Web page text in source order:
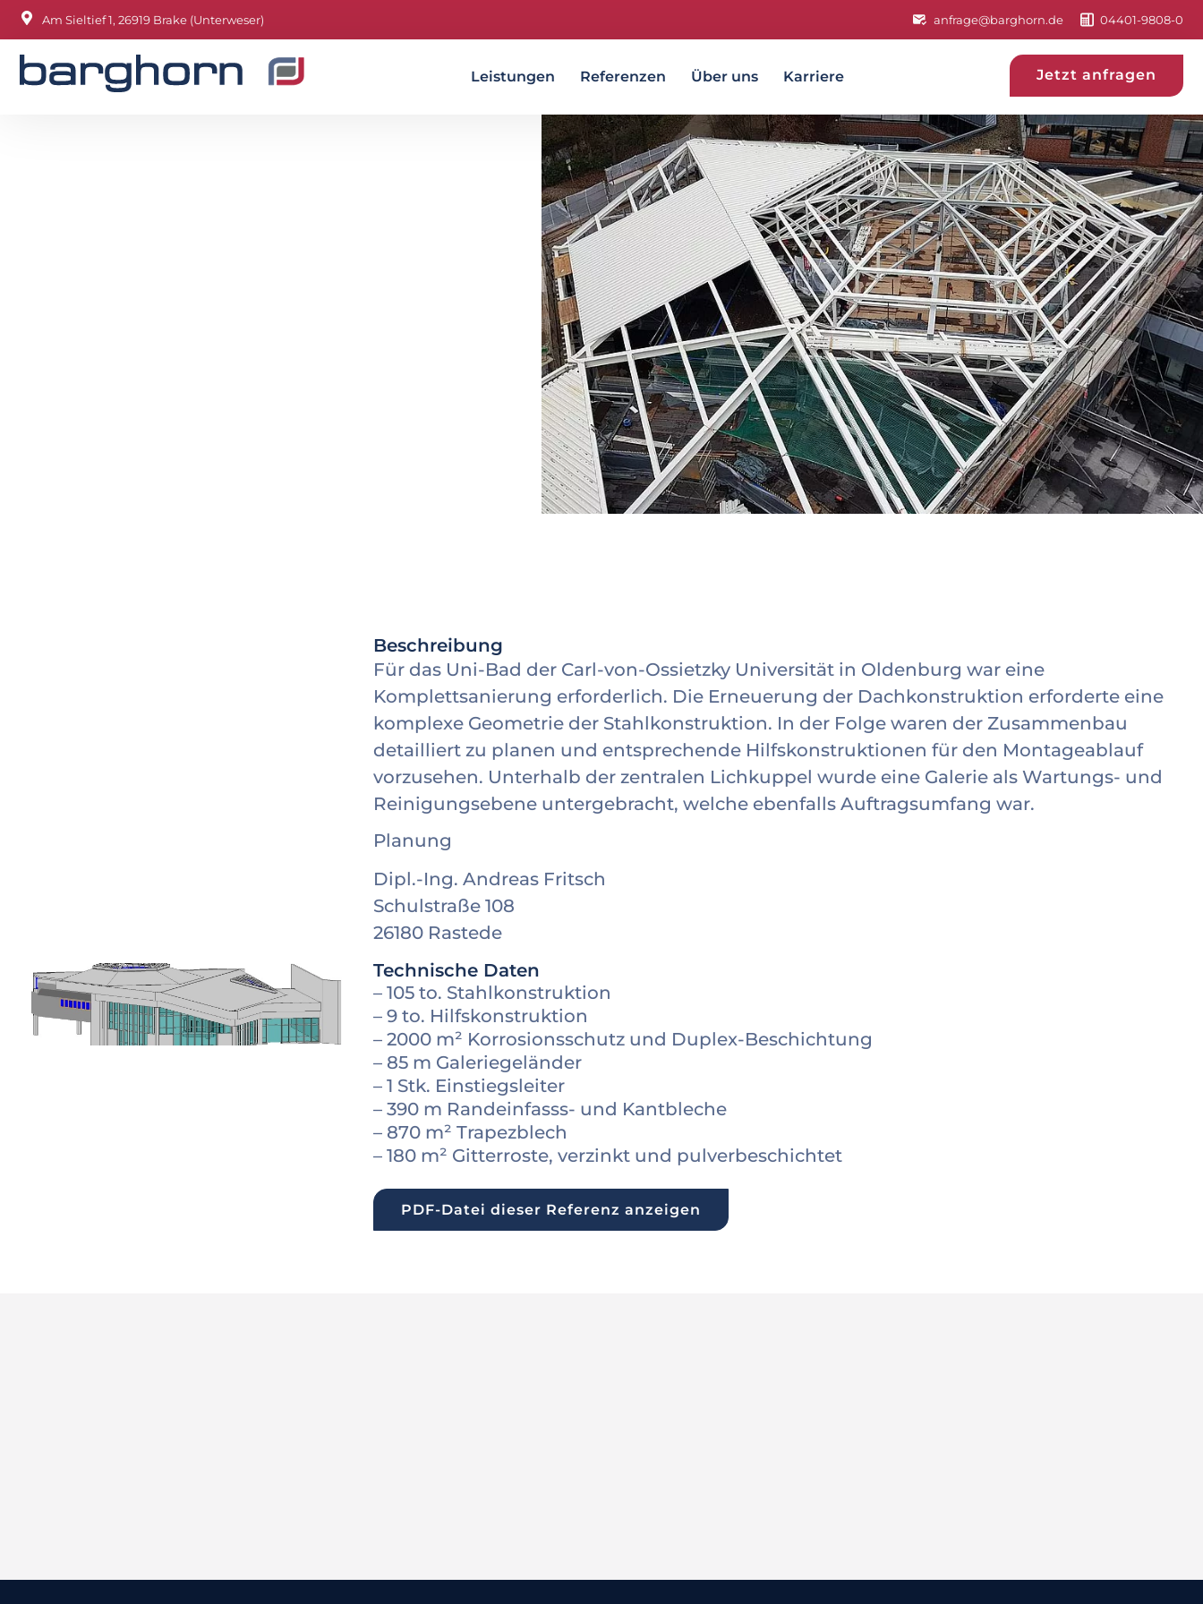
Am Sieltief 1, 26919 Brake (Unterweser) anfrage@barghorn.de 04401-9808-0
Leistungen Referenzen Über uns Karriere Jetzt anfragen
Beschreibung
Für das Uni-Bad der Carl-von-Ossietzky Universität in Oldenburg war eine
Komplettsanierung erforderlich. Die Erneuerung der Dachkonstruktion erforderte eine
komplexe Geometrie der Stahlkonstruktion. In der Folge waren der Zusammenbau
detailliert zu planen und entsprechende Hilfskonstruktionen für den Montageablauf
vorzusehen. Unterhalb der zentralen Lichkuppel wurde eine Galerie als Wartungs- und
Reinigungsebene untergebracht, welche ebenfalls Auftragsumfang war.
Planung
Dipl.-Ing. Andreas Fritsch
Schulstraße 108
26180 Rastede
Technische Daten
– 105 to. Stahlkonstruktion
– 9 to. Hilfskonstruktion
– 2000 m² Korrosionsschutz und Duplex-Beschichtung
– 85 m Galeriegeländer
– 1 Stk. Einstiegsleiter
– 390 m Randeinfasss- und Kantbleche
– 870 m² Trapezblech
– 180 m² Gitterroste, verzinkt und pulverbeschichtet
PDF-Datei dieser Referenz anzeigen